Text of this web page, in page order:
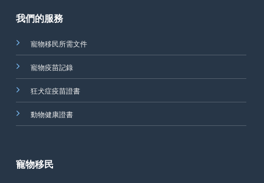
我們的服務
寵物移民所需文件
寵物疫苗記錄
狂犬症疫苗證書
動物健康證書
寵物移民